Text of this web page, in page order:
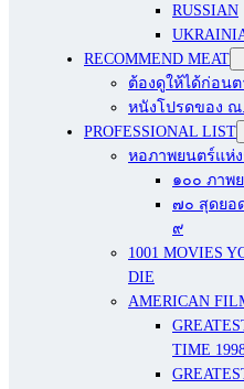
RUSSIAN
RECOMMEND MEAT
ต้องดูให้ได้ก่อนต
หนังโปรดของ
PROFESSIONAL LIST
หอภาพยนตร์แห่
๑๐๐ ภาพ
๗๐ สุดยอ
๙
1001 MOVIES
DIE
AMERICAN
TIME